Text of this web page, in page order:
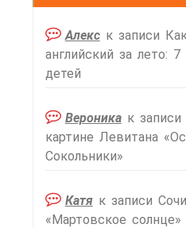
Алекск записи
английский за лето:
детей
Вероникак записи
картине Левитана
Сокольники»
Катяк записи
«Мартовское солнце»